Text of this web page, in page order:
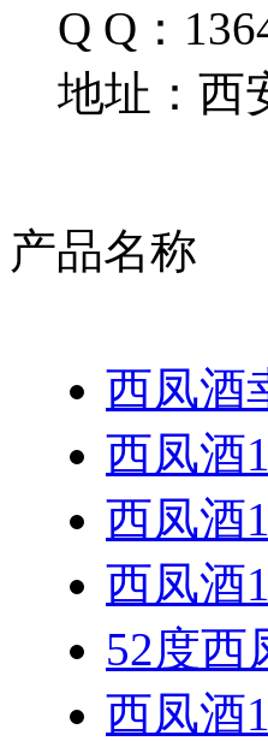
Q Q：
地址：西
产品名称
西凤酒
西凤酒
西凤酒
西凤酒
52度西
西凤酒